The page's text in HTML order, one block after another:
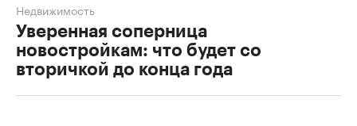
Уверенная соперница
новостройкам: что будет со
вторичкой до конца года
Недвижимость